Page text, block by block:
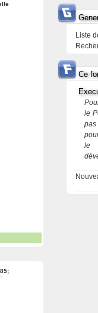
Liste
Ce
le
pas
le